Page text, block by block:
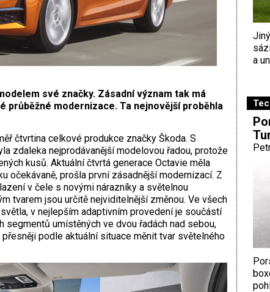
své značky. Zásadní význam tak má
průběžné modernizace. Ta nejnovější proběhla
čtvrtina celkové produkce značky Škoda. S
zdaleka nejprodávanější modelovou řadou, protože
kusů. Aktuální čtvrtá generace Octavie měla
očekávaně, prošla první zásadnější modernizací. Z
v čele s novými nárazníky a světelnou
tvarem jsou určitě nejviditelnější změnou. Ve všech
v nejlepším adaptivním provedení je součástí
segmentů umístěných ve dvou řadách nad sebou,
podle aktuální situace měnit tvar světelného
a